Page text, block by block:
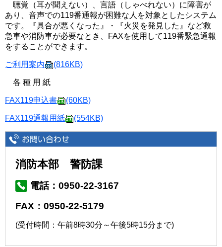
聴覚（耳が聞えない）、言語（しゃべれない）に障害が
あり、音声での119番通報が困難な人を対象としたシステム
です。『具合が悪くなった』・『火災を発見した』など救
急車や消防車が必要なとき、FAXを使用して119番緊急通報
をすることができます。
ご利用案内 (816KB)
各 種 用 紙
FAX119申込書 (60KB)
FAX119通報用紙 (554KB)
消防本部 警防課
電話：0950-22-3167
FAX：0950-22-5179
(受付時間：午前8時30分～午後5時15分まで)